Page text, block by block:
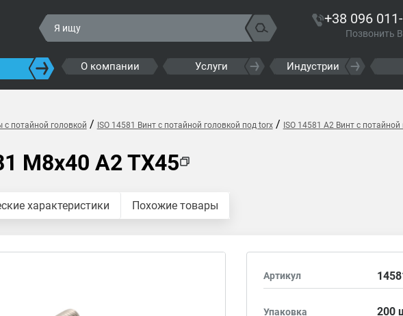
+38 096
Позвонить
О компании Услуги Индустрии
с потайной головкой / ISO 14581 Винт с потайной головкой под torx/ ISO 14581 A2 Винт с
M8x40 A2 TX45
характеристики Похожие товары
Артикул
Упаковка 200